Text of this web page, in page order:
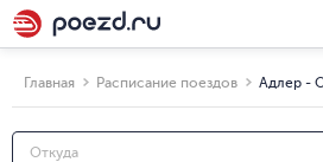
Главная Расписание поездов Адлер -
Откуда